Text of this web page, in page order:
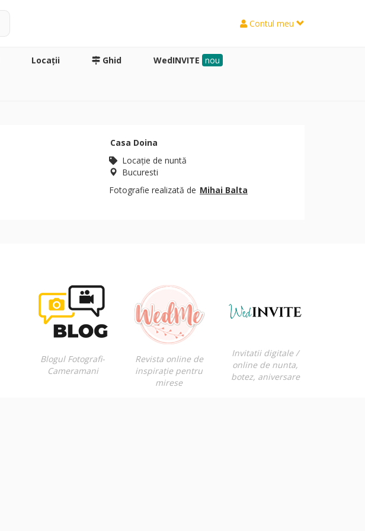
Contul meu
Locaţii Ghid WedINVITE nou
Casa Doina
Locaţie de nuntă
Bucuresti
Fotografie realizată de Mihai Balta
Blogul Fotografi-
Cameramani
Revista online de
inspirație pentru
mirese
Invitatii digitale /
online de nunta,
botez, aniversare